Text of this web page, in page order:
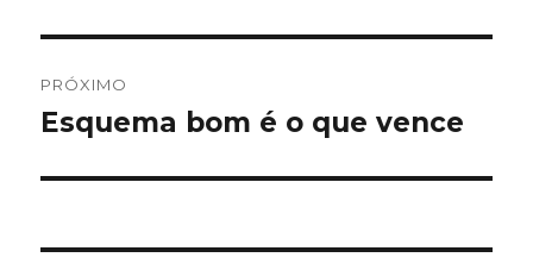
PRÓXIMO
Próximo
Esquema bom é o que vence